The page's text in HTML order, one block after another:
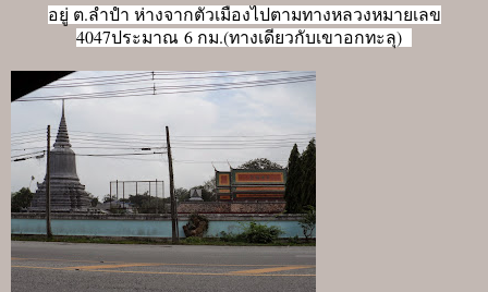
อยู่ ต.ลำปำ ห่างจากตัวเมืองไปตามทางหลวงหมายเลข
4047ประมาณ 6 กม.(ทางเดียวกับเขาอกทะลุ)